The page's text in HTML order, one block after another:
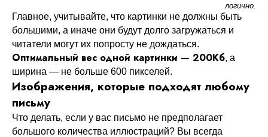
логично.
Главное, учитывайте, что картинки не должны быть
большими, а иначе они будут долго загружаться и
читатели могут их попросту не дождаться.
Оптимальный вес одной картинки — 200Кб, а
ширина — не больше 600 пикселей.
Изображения, которые подходят любому
письму
Что делать, если у вас письмо не предполагает
большого количества иллюстраций? Вы всегда